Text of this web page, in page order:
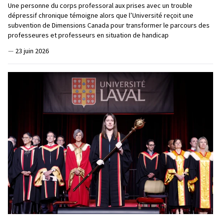
Une personne du corps professoral aux prises avec un trouble
dépressif chronique témoigne alors que l’Université reçoit une
subvention de Dimensions Canada pour transformer le parcours des
professeures et professeurs en situation de handicap
— 23 juin 2026